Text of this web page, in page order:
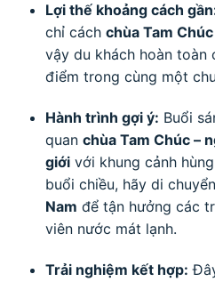
Lợi thế khoảng cách
chỉ cách chùa Tam
vậy du khách hoàn toàn
điểm trong cùng một
Hành trình gợi ý: Buổi
quan chùa Tam Chúc –
giớivới khung cảnh
buổi chiều, hãy di
Nam để tận hưởng các
viên nước mát lạnh.
Trải nghiệm kết hợp: